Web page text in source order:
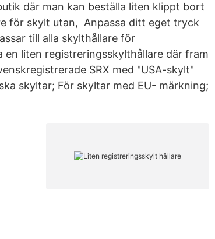
där man kan beställa liten klippt bort
för skylt utan, Anpassa ditt eget tryck
till alla skylthållare för
en liten registreringsskylthållare där fram
SRX med "USA-skylt"
skyltar; För skyltar med EU- märkning;